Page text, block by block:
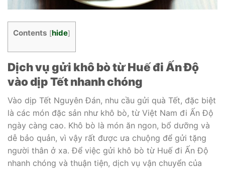
Contents [hide]
Dịch vụ gửi khô bò từ Huế đi Ấn Độ
vào dịp Tết nhanh chóng
Vào dịp Tết Nguyên Đán, nhu cầu gửi quà Tết, đặc biệt
là các món đặc sản như khô bò, từ Việt Nam đi Ấn Độ
ngày càng cao. Khô bò là món ăn ngon, bổ dưỡng và
dễ bảo quản, vì vậy rất được ưa chuộng để gửi tặng
người thân ở xa. Để việc gửi khô bò từ Huế đi Ấn Độ
nhanh chóng và thuận tiện, dịch vụ vận chuyển của